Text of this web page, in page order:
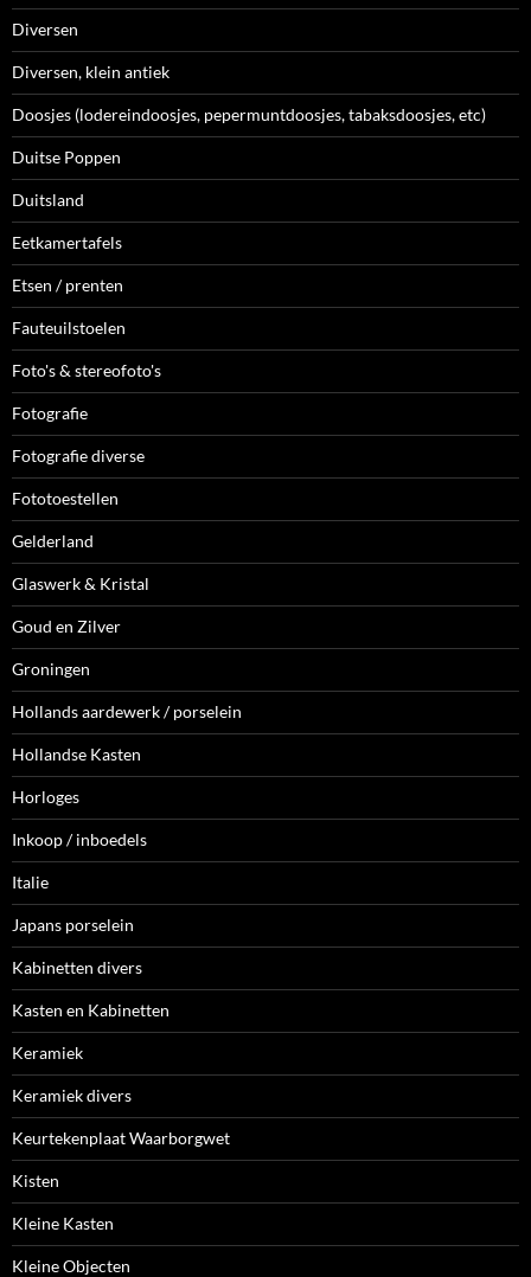
Diversen
Diversen, klein antiek
Doosjes (lodereindoosjes, pepermuntdoosjes, tabaksdoosjes, etc)
Duitse Poppen
Duitsland
Eetkamertafels
Etsen / prenten
Fauteuilstoelen
Foto's & stereofoto's
Fotografie
Fotografie diverse
Fototoestellen
Gelderland
Glaswerk & Kristal
Goud en Zilver
Groningen
Hollands aardewerk / porselein
Hollandse Kasten
Horloges
Inkoop / inboedels
Italie
Japans porselein
Kabinetten divers
Kasten en Kabinetten
Keramiek
Keramiek divers
Keurtekenplaat Waarborgwet
Kisten
Kleine Kasten
Kleine Objecten